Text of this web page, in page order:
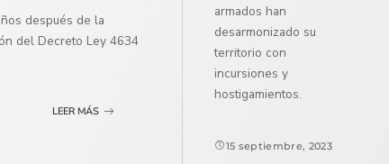
después de la
del Decreto Ley 4634
LEER MÁS
armados han
desarmonizado su
territorio con
incursiones y
hostigamientos.
15 septiembre, 2023